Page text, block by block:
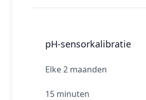
pH‑sensorkalibratie
Elke 2 maanden
15 minuten